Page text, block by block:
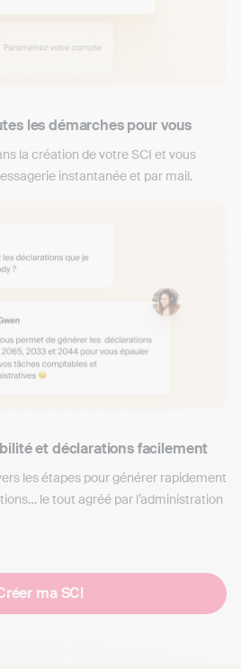
les démarches pour vous
la création de votre SCI et vous
instantanée et par mail.
et déclarations facilement
les étapes pour générer rapidement
le tout agréé par l’administration
ma SCI